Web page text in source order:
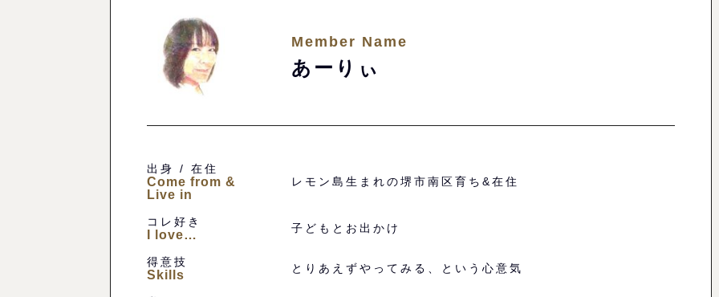
Member Name
あーりぃ
出身 / 在住
Come from &
Live in
レモン島生まれの堺市南区育ち&在住
コレ好き
I love… 子どもとお出かけ
得意技
Skills とりあえずやってみる、という心意気